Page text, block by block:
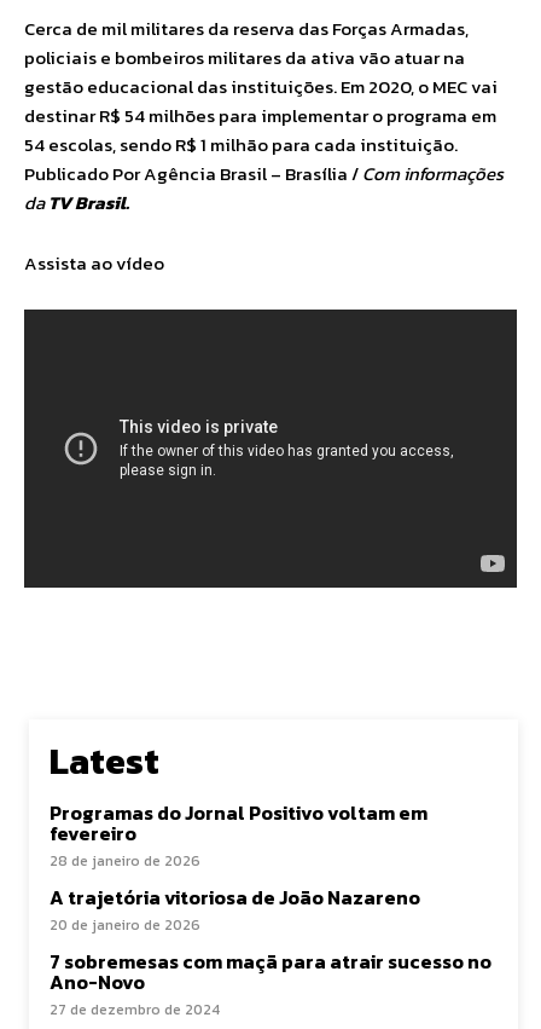
Cerca de mil militares da reserva das Forças Armadas,
policiais e bombeiros militares da ativa vão atuar na
gestão educacional das instituições. Em 2020, o MEC vai
destinar R$ 54 milhões para implementar o programa em
54 escolas, sendo R$ 1 milhão para cada instituição.
Publicado Por Agência Brasil – Brasília /Com informações
daTV Brasil.
Assista ao vídeo
Latest
Programas do Jornal Positivo voltam em
fevereiro
28 de janeiro de 2026
A trajetória vitoriosa de João Nazareno
20 de janeiro de 2026
7 sobremesas com maçã para atrair sucesso no
Ano-Novo
27 de dezembro de 2024